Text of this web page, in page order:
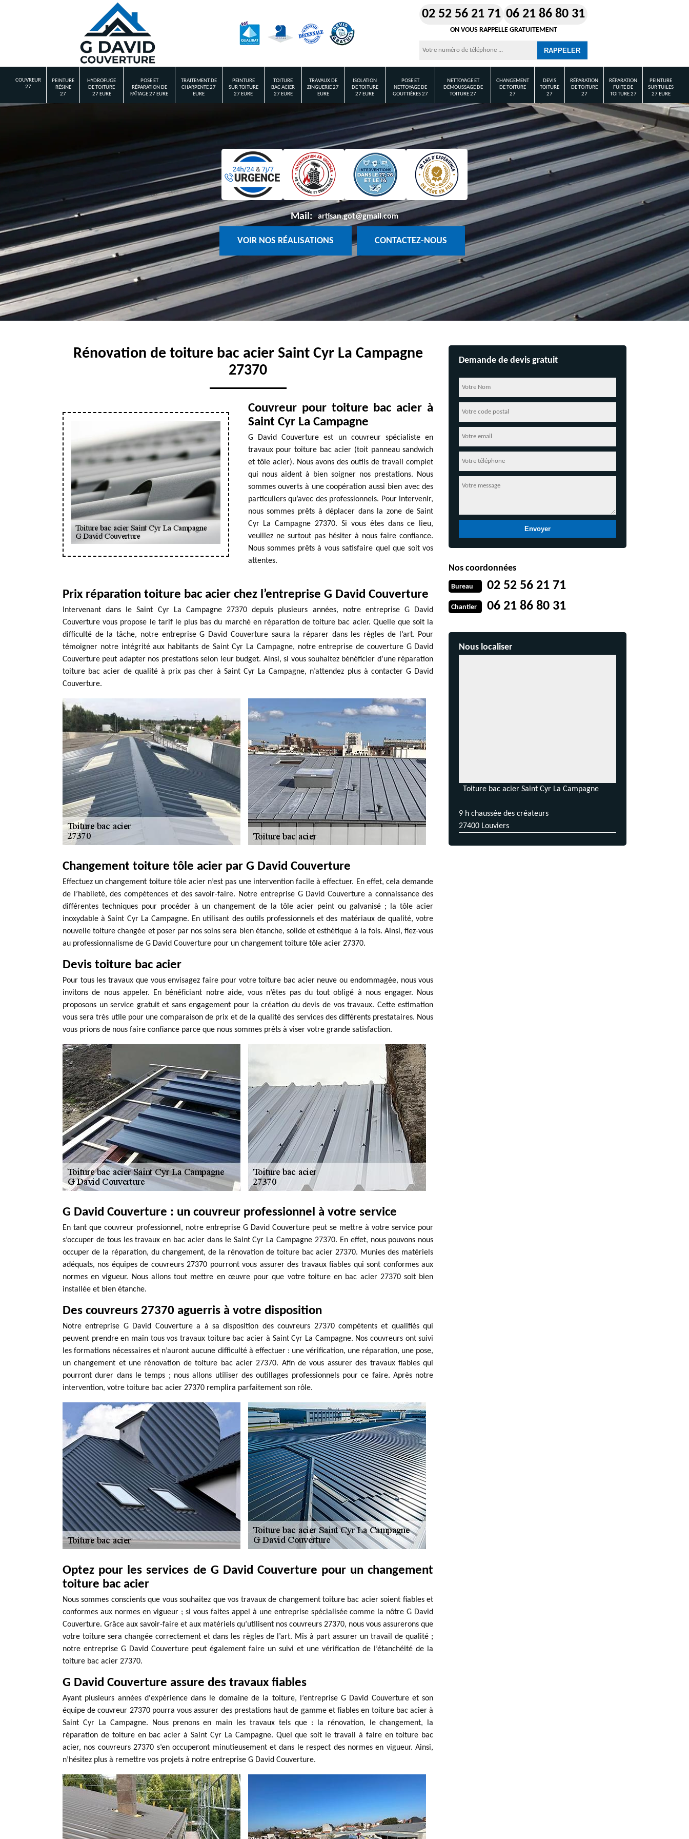
02 52 56 21 71 06 21 86 80 31
ON VOUS RAPPELLE GRATUITEMENT
COUVREUR
27
PEINTURE
RÉSINE
27
HYDROFUGE
DE TOITURE
27 EURE
POSE ET
RÉPARATION DE
FAÎTAGE 27 EURE
TRAITEMENT DE
CHARPENTE 27
EURE
PEINTURE
SUR TOITURE
27 EURE
TOITURE
BAC ACIER
27 EURE
TRAVAUX DE
ZINGUERIE 27
EURE
ISOLATION
DE TOITURE
27 EURE
POSE ET
NETTOYAGE DE
GOUTTIÈRES 27
NETTOYAGE ET
DÉMOUSSAGE DE
TOITURE 27
CHANGEMENT
DE TOITURE
27
DEVIS
TOITURE
27
RÉPARATION
DE TOITURE
27
RÉPARATION
FUITE DE
TOITURE 27
PEINTURE
SUR TUILES
27 EURE
Mail: artisan.got@gmail.com
VOIR NOS RÉALISATIONS CONTACTEZ-NOUS
Rénovation de toiture bac acier Saint Cyr La Campagne
27370
Couvreur pour toiture bac acier à
Saint Cyr La Campagne
G David Couverture est un couvreur spécialiste en
travaux pour toiture bac acier (toit panneau sandwich
et tôle acier). Nous avons des outils de travail complet
qui nous aident à bien soigner nos prestations. Nous
sommes ouverts à une coopération aussi bien avec des
particuliers qu’avec des professionnels. Pour intervenir,
nous sommes prêts à déplacer dans la zone de Saint
Cyr La Campagne 27370. Si vous êtes dans ce lieu,
veuillez ne surtout pas hésiter à nous faire confiance.
Nous sommes prêts à vous satisfaire quel que soit vos
attentes.
Prix réparation toiture bac acier chez l’entreprise G David Couverture
Intervenant dans le Saint Cyr La Campagne 27370 depuis plusieurs années, notre entreprise G David
Couverture vous propose le tarif le plus bas du marché en réparation de toiture bac acier. Quelle que soit la
difficulté de la tâche, notre entreprise G David Couverture saura la réparer dans les règles de l’art. Pour
témoigner notre intégrité aux habitants de Saint Cyr La Campagne, notre entreprise de couverture G David
Couverture peut adapter nos prestations selon leur budget. Ainsi, si vous souhaitez bénéficier d’une réparation
toiture bac acier de qualité à prix pas cher à Saint Cyr La Campagne, n’attendez plus à contacter G David
Couverture.
Changement toiture tôle acier par G David Couverture
Effectuez un changement toiture tôle acier n’est pas une intervention facile à effectuer. En effet, cela demande
de l’habileté, des compétences et des savoir-faire. Notre entreprise G David Couverture a connaissance des
différentes techniques pour procéder à un changement de la tôle acier peint ou galvanisé ; la tôle acier
inoxydable à Saint Cyr La Campagne. En utilisant des outils professionnels et des matériaux de qualité, votre
nouvelle toiture changée et poser par nos soins sera bien étanche, solide et esthétique à la fois. Ainsi, fiez-vous
au professionnalisme de G David Couverture pour un changement toiture tôle acier 27370.
Devis toiture bac acier
Pour tous les travaux que vous envisagez faire pour votre toiture bac acier neuve ou endommagée, nous vous
invitons de nous appeler. En bénéficiant notre aide, vous n’êtes pas du tout obligé à nous engager. Nous
proposons un service gratuit et sans engagement pour la création du devis de vos travaux. Cette estimation
vous sera très utile pour une comparaison de prix et de la qualité des services des différents prestataires. Nous
vous prions de nous faire confiance parce que nous sommes prêts à viser votre grande satisfaction.
G David Couverture : un couvreur professionnel à votre service
En tant que couvreur professionnel, notre entreprise G David Couverture peut se mettre à votre service pour
s’occuper de tous les travaux en bac acier dans le Saint Cyr La Campagne 27370. En effet, nous pouvons nous
occuper de la réparation, du changement, de la rénovation de toiture bac acier 27370. Munies des matériels
adéquats, nos équipes de couvreurs 27370 pourront vous assurer des travaux fiables qui sont conformes aux
normes en vigueur. Nous allons tout mettre en œuvre pour que votre toiture en bac acier 27370 soit bien
installée et bien étanche.
Des couvreurs 27370 aguerris à votre disposition
Notre entreprise G David Couverture a à sa disposition des couvreurs 27370 compétents et qualifiés qui
peuvent prendre en main tous vos travaux toiture bac acier à Saint Cyr La Campagne. Nos couvreurs ont suivi
les formations nécessaires et n’auront aucune difficulté à effectuer : une vérification, une réparation, une pose,
un changement et une rénovation de toiture bac acier 27370. Afin de vous assurer des travaux fiables qui
pourront durer dans le temps ; nous allons utiliser des outillages professionnels pour ce faire. Après notre
intervention, votre toiture bac acier 27370 remplira parfaitement son rôle.
Optez pour les services de G David Couverture pour un changement
toiture bac acier
Nous sommes conscients que vous souhaitez que vos travaux de changement toiture bac acier soient fiables et
conformes aux normes en vigueur ; si vous faites appel à une entreprise spécialisée comme la nôtre G David
Couverture. Grâce aux savoir-faire et aux matériels qu’utilisent nos couvreurs 27370, nous vous assurerons que
votre toiture sera changée correctement et dans les règles de l’art. Mis à part assurer un travail de qualité ;
notre entreprise G David Couverture peut également faire un suivi et une vérification de l’étanchéité de la
toiture bac acier 27370.
G David Couverture assure des travaux fiables
Ayant plusieurs années d'expérience dans le domaine de la toiture, l’entreprise G David Couverture et son
équipe de couvreur 27370 pourra vous assurer des prestations haut de gamme et fiables en toiture bac acier à
Saint Cyr La Campagne. Nous prenons en main les travaux tels que : la rénovation, le changement, la
réparation de toiture en bac acier à Saint Cyr La Campagne. Quel que soit le travail à faire en toiture bac
acier, nos couvreurs 27370 s’en occuperont minutieusement et dans le respect des normes en vigueur. Ainsi,
n’hésitez plus à remettre vos projets à notre entreprise G David Couverture.
Demande de devis gratuit
Nos coordonnées
Bureau 02 52 56 21 71
Chantier 06 21 86 80 31
Nous localiser
Toiture bac acier Saint Cyr La Campagne
9 h chaussée des créateurs
27400 Louviers